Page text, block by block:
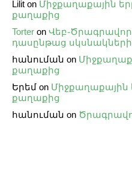
Lilit on Միջքաղաքային
քաղաքից
Torter on
դասընթաց
հանուման on
քաղաքից
Երեմ on Միջքաղաքային
քաղաքից
հանուման on